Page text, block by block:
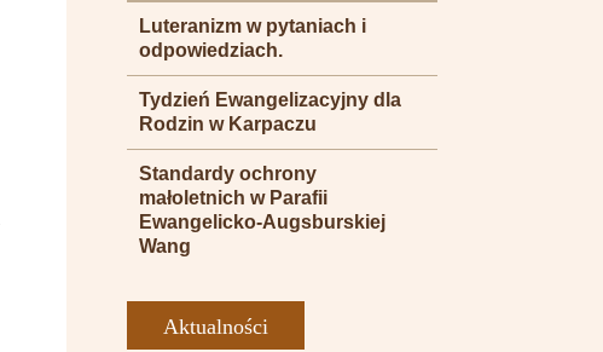
Luteranizm w pytaniach i
odpowiedziach.
Tydzień Ewangelizacyjny dla
Rodzin w Karpaczu
Standardy ochrony
małoletnich w Parafii
Ewangelicko-Augsburskiej
Wang
Aktualności